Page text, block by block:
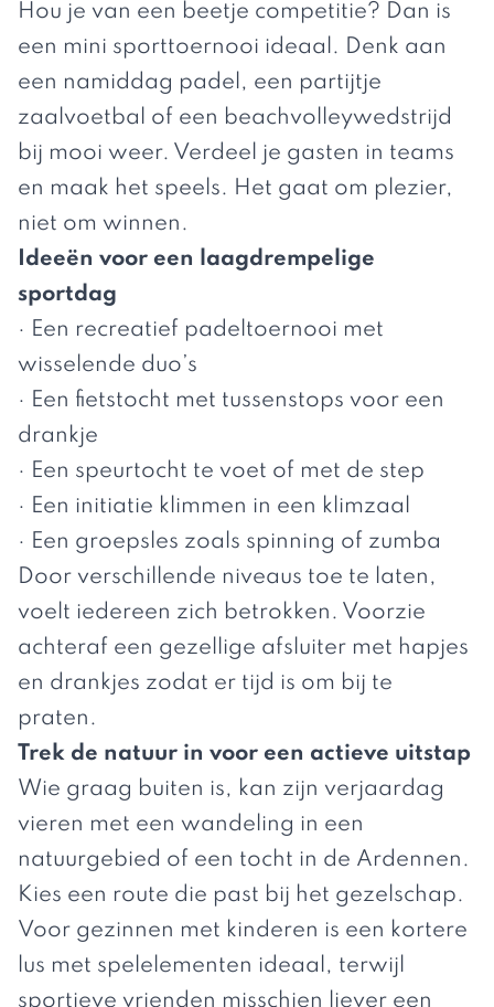
Hou je van een beetje competitie? Dan is
een mini sporttoernooi ideaal. Denk aan
een namiddag padel, een partijtje
zaalvoetbal of een beachvolleywedstrijd
bij mooi weer. Verdeel je gasten in teams
en maak het speels. Het gaat om plezier,
niet om winnen.
Ideeën voor een laagdrempelige
sportdag
· Een recreatief padeltoernooi met
wisselende duo’s
· Een fietstocht met tussenstops voor een
drankje
· Een speurtocht te voet of met de step
· Een initiatie klimmen in een klimzaal
· Een groepsles zoals spinning of zumba
Door verschillende niveaus toe te laten,
voelt iedereen zich betrokken. Voorzie
achteraf een gezellige afsluiter met hapjes
en drankjes zodat er tijd is om bij te
praten.
Trek de natuur in voor een actieve uitstap
Wie graag buiten is, kan zijn verjaardag
vieren met een wandeling in een
natuurgebied of een tocht in de Ardennen.
Kies een route die past bij het gezelschap.
Voor gezinnen met kinderen is een kortere
lus met spelelementen ideaal, terwijl
sportieve vrienden misschien liever een